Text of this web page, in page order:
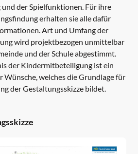
der Spielfunktionen. Für ihre
erhalten sie alle dafür
Art und Umfang der
wird projektbezogen unmittelbar
und der Schule abgestimmt.
der Kindermitbeteiligung ist ein
Wünsche, welches die Grundlage für
der Gestaltungsskizze bildet.